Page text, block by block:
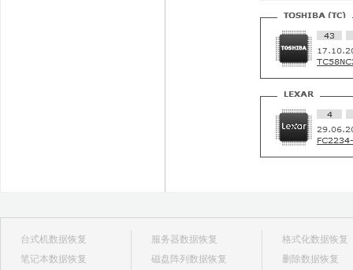
台式机数据恢复
笔记本数据恢复
服务器数据恢复
磁盘阵列数据恢复
格式化数据恢复
删除数据恢复